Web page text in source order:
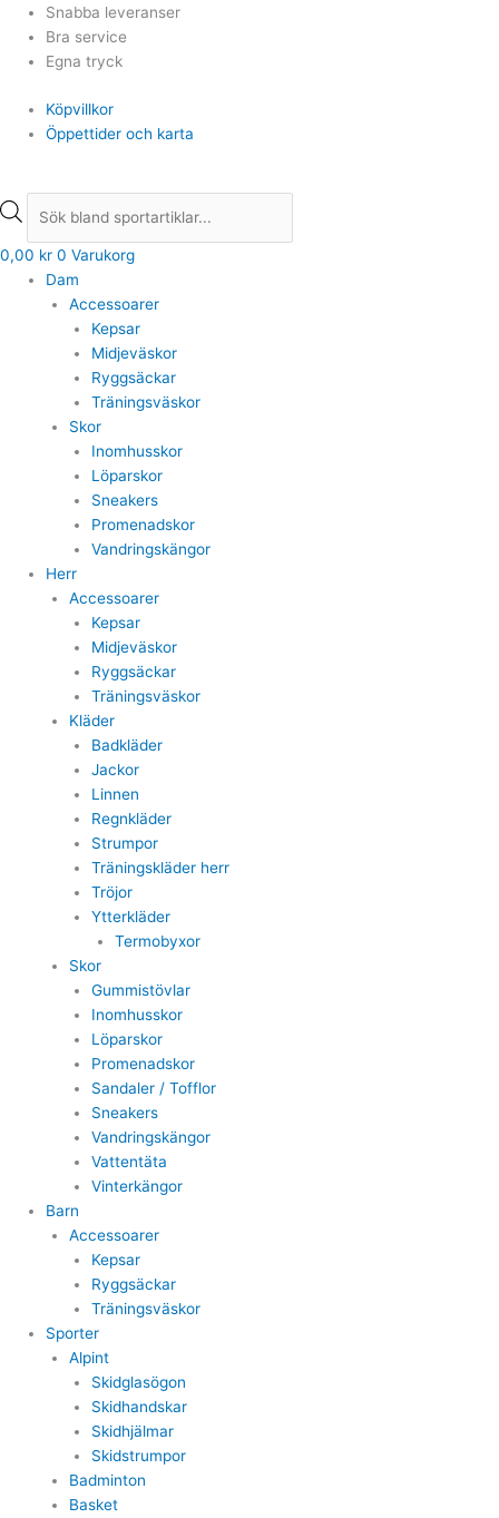
Hoppa
innehåll
Snabba leveranser
Bra service
Egna tryck
Köpvillkor
Öppettider och karta
Products
search
0,00 kr 0 Varukorg
Dam
Accessoarer
Kepsar
Midjeväskor
Ryggsäckar
Träningsväskor
Skor
Inomhusskor
Löparskor
Sneakers
Promenadskor
Vandringskängor
Herr
Accessoarer
Kepsar
Midjeväskor
Ryggsäckar
Träningsväskor
Kläder
Badkläder
Jackor
Linnen
Regnkläder
Strumpor
Träningskläder herr
Tröjor
Ytterkläder
Termobyxor
Skor
Gummistövlar
Inomhusskor
Löparskor
Promenadskor
Sandaler / Tofflor
Sneakers
Vandringskängor
Vattentäta
Vinterkängor
Barn
Accessoarer
Kepsar
Ryggsäckar
Träningsväskor
Sporter
Alpint
Skidglasögon
Skidhandskar
Skidhjälmar
Skidstrumpor
Badminton
Basket
Products
search